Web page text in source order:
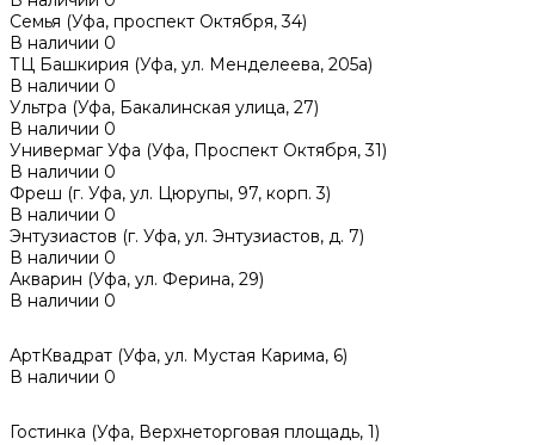
Семья (Уфа, проспект Октября, 34)
В наличии 0
ТЦ Башкирия (Уфа, ул. Менделеева, 205а)
В наличии 0
Ультра (Уфа, Бакалинская улица, 27)
В наличии 0
Универмаг Уфа (Уфа, Проспект Октября, 31)
В наличии 0
Фреш (г‌. Уфа, ул. Цюрупы, 97, корп. 3)
В наличии 0
Энтузиастов (г. Уфа, ул. Энтузиастов, д. 7)
В наличии 0
Акварин (Уфа, ул. Ферина, 29)
В наличии 0
АртКвадрат (Уфа, ул. Мустая Карима, 6)
В наличии 0
Гостинка (Уфа, Верхнеторговая площадь, 1)